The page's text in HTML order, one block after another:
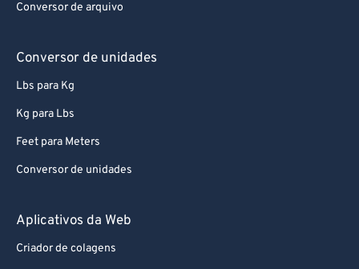
Conversor de arquivo
Conversor de unidades
Lbs para Kg
Kg para Lbs
Feet para Meters
Conversor de unidades
Aplicativos da Web
Criador de colagens